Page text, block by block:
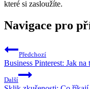
které si zasloužíte.
Navigace pro
Předchozí
Business Pinterest: Jak
Další